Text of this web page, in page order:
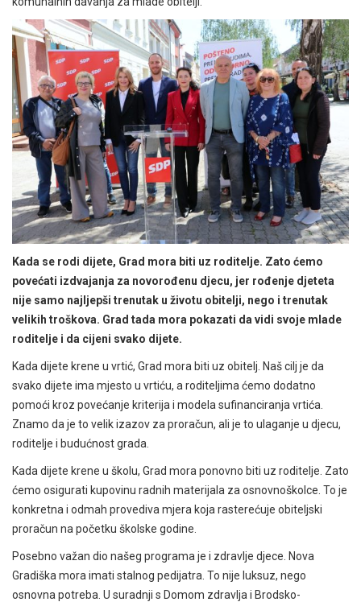
Kada se rodi dijete, Grad mora biti uz roditelje. Zato ćemo
povećati izdvajanja za novorođenu djecu, jer rođenje djeteta
nije samo najljepši trenutak u životu obitelji, nego i trenutak
velikih troškova. Grad tada mora pokazati da vidi svoje mlade
roditelje i da cijeni svako dijete.
Kada dijete krene u vrtić, Grad mora biti uz obitelj. Naš cilj je da
svako dijete ima mjesto u vrtiću, a roditeljima ćemo dodatno
pomoći kroz povećanje kriterija i modela sufinanciranja vrtića.
Znamo da je to velik izazov za proračun, ali je to ulaganje u djecu,
roditelje i budućnost grada.
Kada dijete krene u školu, Grad mora ponovno biti uz roditelje. Zato
ćemo osigurati kupovinu radnih materijala za osnovnoškolce. To je
konkretna i odmah provediva mjera koja rasterećuje obiteljski
proračun na početku školske godine.
Posebno važan dio našeg programa je i zdravlje djece. Nova
Gradiška mora imati stalnog pedijatra. To nije luksuz, nego
osnovna potreba. U suradnji s Domom zdravlja i Brodsko-